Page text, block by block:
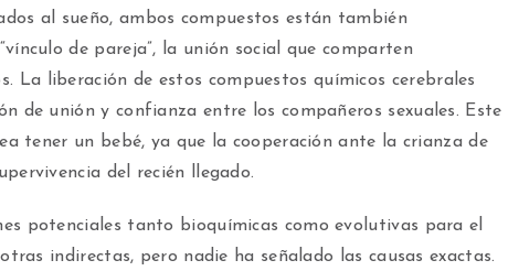
al sueño, ambos compuestos están también
de pareja”, la unión social que comparten
La liberación de estos compuestos químicos cerebrales
de unión y confianza entre los compañeros sexuales. Este
tener un bebé, ya que la cooperación ante la crianza de
del recién llegado.
potenciales tanto bioquímicas como evolutivas para el
indirectas, pero nadie ha señalado las causas exactas.